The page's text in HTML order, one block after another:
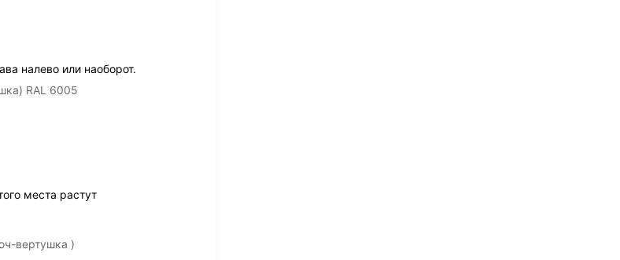
налево или наоборот.
RAL 6005
места растут
вертушка )